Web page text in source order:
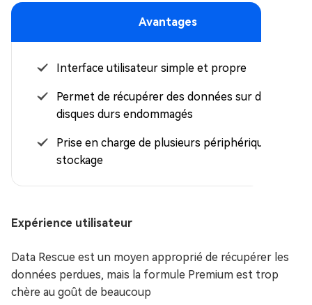
Avantages
Interface utilisateur simple et propre
Permet de récupérer des données sur des
disques durs endommagés
Prise en charge de plusieurs périphériques de
stockage
Expérience utilisateur
Data Rescue est un moyen approprié de récupérer les
données perdues, mais la formule Premium est trop
chère au goût de beaucoup